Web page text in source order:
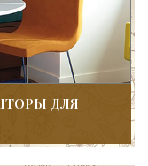
ДЛЯ